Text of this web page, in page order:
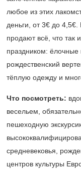
любое из этих
деньги, от 3€ до
продают всё, что так
праздником: ёлочные
рождественский
тёплую одежду и
Что посмотреть:
весельем,
пешеходную
средневековья,
центров культуры